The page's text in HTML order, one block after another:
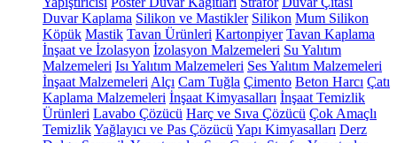
Duvar Kaplama Silikon ve Mastikler Silikon Mum Silikon
Köpük Mastik Tavan Ürünleri Kartonpiyer Tavan Kaplama
İnşaat ve İzolasyon İzolasyon Malzemeleri Su Yalıtım
Malzemeleri Isı Yalıtım Malzemeleri Ses Yalıtım Malzemeleri
İnşaat Malzemeleri Alçı Cam Tuğla Çimento Beton Harcı Çatı
Kaplama Malzemeleri İnşaat Kimyasalları İnşaat Temizlik
Ürünleri Lavabo Çözücü Harç ve Sıva Çözücü Çok Amaçlı
TemizlikYağlayıcı ve Pas Çözücü Yapı Kimyasalları Derz